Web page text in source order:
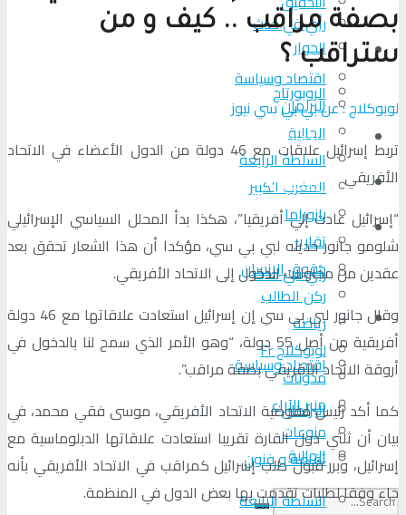
رأي في حدث
المزيد
اقتصاد وسياسة
البرلمان
الجالية
السلطة الرابعة
المغرب الكبير
بانوراما
تقارير
حقوق الإنسان
ركن الطالب
رياضة
لوبوكلاج Fr
مدونات
منبر الآراء
منوعات
ثقافة و فنون
الحوار
الروبورتاج
تحلیل الأحداث
من عين المكان
لوبوكلاج TV
رأي في حدث
المزيد
اقتصاد وسياسة
البرلمان
الجالية
السلطة الرابعة
بصفة مراقب .. كيف و من
ستراقب ؟
لوبوكلاج : عن بي بي سي نيوز
تربط إسرائيل علاقات مع 46 دولة من الدول الأعضاء في الاتحاد
الأفريقي
“إسرائيل عادت إلي أفريقيا”، هكذا بدأ المحلل السياسي الإسرائيلي
شلومو جانور حديثه لبي بي سي، مؤكدا أن هذا الشعار تحقق بعد
عقدين من محاولات الدخول إلى الاتحاد الأفريقي.
وقال جانور لبي بي سي إن إسرائيل استعادت علاقاتها مع 46 دولة
أفريقية من أصل 55 دولة، “وهو الأمر الذي سمح لنا بالدخول في
أروقة الاتحاد الأفريقي بصفة مراقب”.
كما أكد رئيس مفوضية الاتحاد الأفريقي، موسى فقي محمد، في
بيان أن ثلثي دول القارة تقريبا استعادت علاقاتها الدبلوماسية مع
إسرائيل، وبرر قبول طلب إسرائيل كمراقب في الاتحاد الأفريقي بأنه
جاء وفقا لطلبات تقدمت بها بعض الدول في المنظمة.